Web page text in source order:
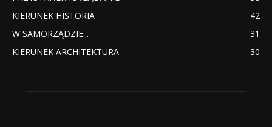
KIERUNEK HISTORIA
42
W SAMORZĄDZIE...
31
KIERUNEK ARCHITEKTURA
30